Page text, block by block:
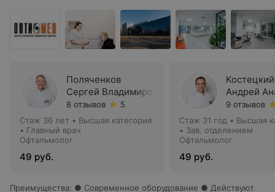
Поляченков
Сергей Владимирович
8 отзывов
5
Стаж 36 лет • Высшая категория
• Главный врач
Офтальмолог
49 руб.
Костецкий
Андрей
9 отзывов
Стаж 31 год • Высшая
• Зав. отделением
Офтальмолог
49 руб.
Преимущества: ● Современное оборудование ● Действуют